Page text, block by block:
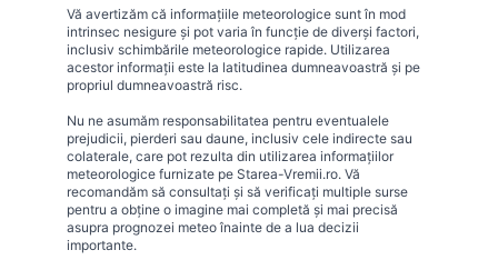
Vă avertizăm că informațiile meteorologice sunt în mod
intrinsec nesigure și pot varia în funcție de diverși factori,
inclusiv schimbările meteorologice rapide. Utilizarea
acestor informații este la latitudinea dumneavoastră și pe
propriul dumneavoastră risc.
Nu ne asumăm responsabilitatea pentru eventualele
prejudicii, pierderi sau daune, inclusiv cele indirecte sau
colaterale, care pot rezulta din utilizarea informațiilor
meteorologice furnizate pe Starea-Vremii.ro. Vă
recomandăm să consultați și să verificați multiple surse
pentru a obține o imagine mai completă și mai precisă
asupra prognozei meteo înainte de a lua decizii
importante.